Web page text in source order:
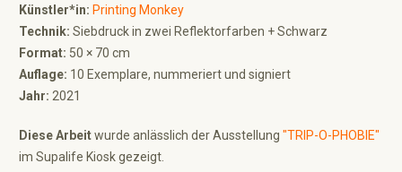
Künstler*in: Printing Monkey
Technik: Siebdruck in zwei Reflektorfarben + Schwarz
Format: 50 × 70 cm
Auflage: 10 Exemplare, nummeriert und signiert
Jahr: 2021
Diese Arbeitwurde anlässlich der Ausstellung "TRIP-O-PHOBIE"
im Supalife Kiosk gezeigt.